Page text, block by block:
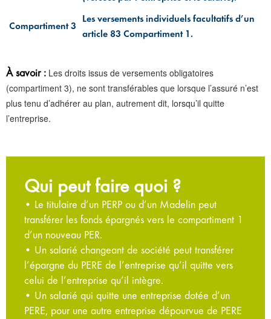
Compartiment 3
Les versements individuels facultatifs d’un
article 83 Compartiment 1.
À savoir : Les droits issus de versements obligatoires
(compartiment 3), ne sont transférables que lorsque l’assuré n’est
plus tenu d’adhérer au plan, autrement dit, lorsqu’il quitte
l’entreprise.
Qui peut faire quoi ?
• Le titulaire d’un PERP ou d’un Madelin peut
transférer les fonds épargnés vers le compartiment 1
d’un nouveau PER.
• Un salarié changeant de société peut transférer
l’épargne du PERE de l’entreprise qu’il quitte vers
celui de l’entreprise qu’il intègre.
• Un salarié qui quitte une entreprise dotée d’un
PERE, pour une autre entreprise dépourvue de PERE